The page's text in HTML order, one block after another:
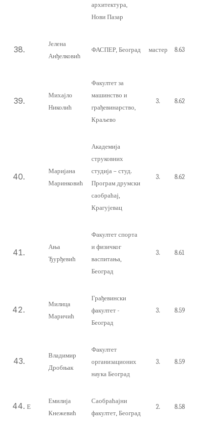
архитектура,
Нови Пазар
Јелена
Анђелковић
ФАСПЕР, Београд мастер 8.63
Михајло
Николић
Факултет за
машинство и
грађевинарство
Краљево
3. 8.62
Маријана
Маринковић
Академија
струковних
студија – студ.
Програм друмски
саобраћај,
Крагујевац
3. 8.62
Ања
Ђурђевић
Факултет спорта
и физичког
васпитања,
Београд
3. 8.61
Милица
Маричић
Грађевински
факултет -
Београд
3. 8.59
Владимир
Дробњак
Факултет
организационих
наука Београд
3. 8.59
Е
Емилија
Кнежевић
Саобраћајни
факултет, Београд
2. 8.58